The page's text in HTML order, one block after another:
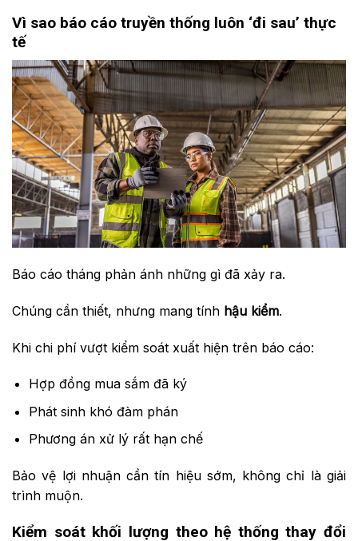
Vì sao báo cáo truyền thống luôn ‘đi sau’ thực
tế
Báo cáo tháng phản ánh những gì đã xảy ra.
Chúng cần thiết, nhưng mang tính hậu kiểm.
Khi chi phí vượt kiểm soát xuất hiện trên báo cáo:
Hợp đồng mua sắm đã ký
Phát sinh khó đàm phán
Phương án xử lý rất hạn chế
Bảo vệ lợi nhuận cần tín hiệu sớm, không chỉ là giải
trình muộn.
Kiểm soát khối lượng theo hệ thống thay đổi